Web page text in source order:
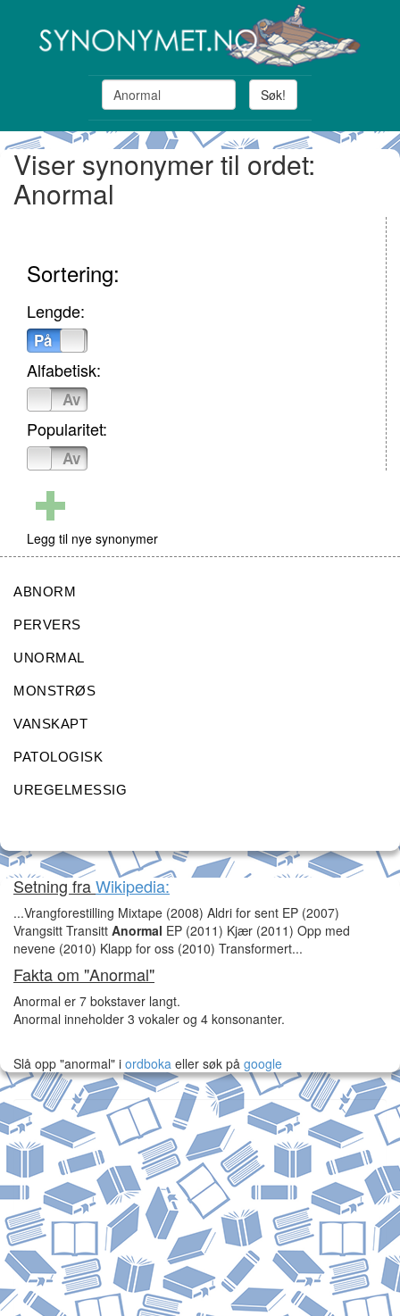
Søk!
Viser synonymer til ordet:
Anormal
Sortering:
Lengde:
På
Alfabetisk:
Av
Popularitet:
Av
Legg til nye synonymer
ABNORM
PERVERS
UNORMAL
MONSTRØS
VANSKAPT
PATOLOGISK
UREGELMESSIG
Setning fraWikipedia:
...Vrangforestilling Mixtape (2008) Aldri for sent EP (2007)
Vrangsitt Transitt Anormal EP (2011) Kjær (2011) Opp med
nevene (2010) Klapp for oss (2010) Transformert...
Fakta om "Anormal"
Anormal er 7 bokstaver langt.
Anormal inneholder 3 vokaler og 4 konsonanter.
Slå opp "anormal" i ordboka eller søk på google